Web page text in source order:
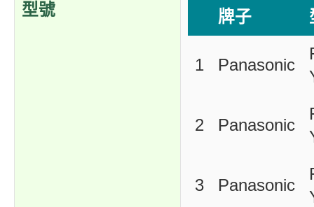
型號 牌子
1 Panasonic
2 Panasonic
3 Panasonic